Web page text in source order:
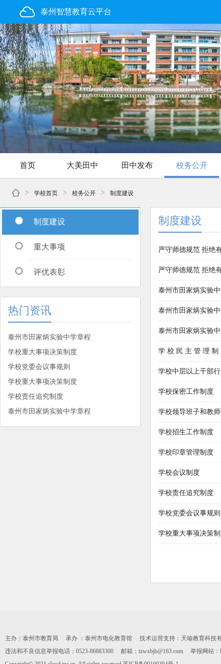
泰州智慧教育云平台
首页 大美田中 田中发布 校务公开
> 学校首页 > 校务公开 > 制度建设
制度建设
重大事项
评优表彰
热门资讯
泰州市田家炳实验中学章程
学校重大事项决策制度
学校党委会议事规则
学校重大事项决策制度
学校责任追究制度
泰州市田家炳实验中学章程
制度建设
严守师德规范 拒绝
严守师德规范 拒绝
泰州市田家炳实验
泰州市田家炳实验
泰州市田家炳实验
学 校 民 主 管 理 制
学校中层以上干部
学校保密工作制度
学校领导班子和教
学校招生工作制度
学校印章管理制度
学校会议制度
学校责任追究制度
学校党委会议事规则
学校重大事项决策
主办：泰州市教育局 承办 ：泰州市电化教育馆 技术运营支持：天喻教育科技有
违法和不良信息举报电话：0523-86883300 邮箱：tzwxbjb@163.com 举报网站：